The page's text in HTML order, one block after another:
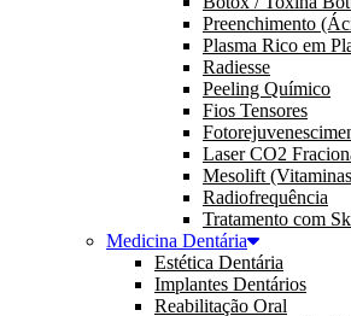
Preenchimento
Plasma Rico em
Radiesse
Peeling Químico
Fios Tensores
Laser CO2
Mesolift
Radiofrequência
Tratamento com
Medicina Dentária
Estética Dentária
Implantes Dentários
Reabilitação Oral